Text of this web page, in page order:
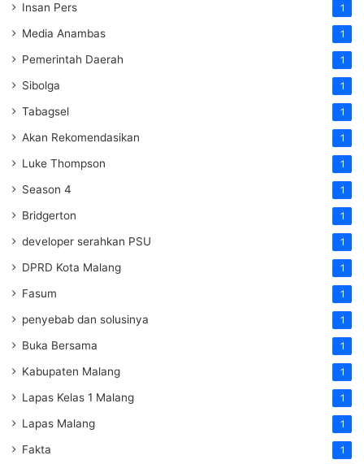
Insan Pers 1
Media Anambas 1
Pemerintah Daerah 1
Sibolga 1
Tabagsel 1
Akan Rekomendasikan 1
Luke Thompson 1
Season 4 1
Bridgerton 1
developer serahkan PSU 1
DPRD Kota Malang 1
Fasum 1
penyebab dan solusinya 1
Buka Bersama 1
Kabupaten Malang 1
Lapas Kelas 1 Malang 1
Lapas Malang 1
Fakta 1